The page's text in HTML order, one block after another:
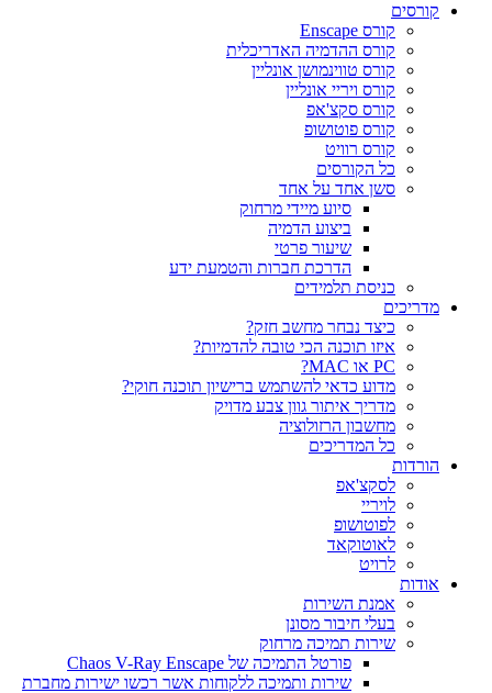
קורסים
קורס Enscape
קורס ההדמיה האדריכלית
קורס טווינמושן אונליין
קורס ויריי אונליין
קורס סקצ'אפ
קורס פוטושופ
קורס רוויט
כל הקורסים
סשן אחד על אחד
סיוע מיידי מרחוק
ביצוע הדמיה
שיעור פרטי
הדרכת חברות והטמעת ידע
כניסת תלמידים
מדריכים
כיצד נבחר מחשב חזק?
איזו תוכנה הכי טובה להדמיות?‎‎
PC או MAC?
מדוע כדאי להשתמש ברישיון תוכנה חוקי?
מדריך איתור גוון צבע מדויק
מחשבון הרזולוציה
כל המדריכים
הורדות
לסקצ'אפ
לויריי
לפוטושופ
לאוטוקאד
לרויט
אודות
אמנת השירות
בעלי חיבור מסונן
שירות תמיכה מרחוק
פורטל התמיכה של Chaos V-Ray Enscape
שירות ותמיכה ללקוחות אשר רכשו ישירות מחברת